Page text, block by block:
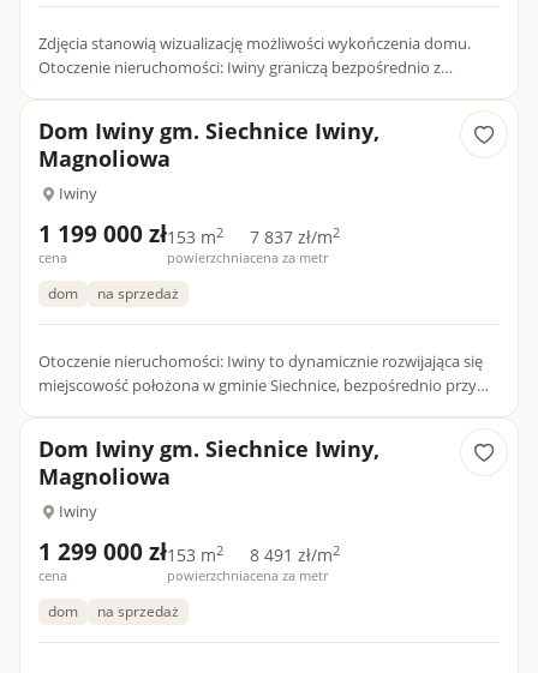
Zdjęcia stanowią wizualizację możliwości wykończenia domu.
Otoczenie nieruchomości: Iwiny graniczą bezpośrednio z
Dom Iwiny gm. Siechnice Iwiny,
Magnoliowa
Iwiny
1 199 000 zł
cena
153 m2
powierzchnia
7 837 zł/m2
cena za metr
dom na sprzedaż
Otoczenie nieruchomości: Iwiny to dynamicznie rozwijająca się
miejscowość położona w gminie Siechnice, bezpośrednio przy
Dom Iwiny gm. Siechnice Iwiny,
Magnoliowa
Iwiny
1 299 000 zł
cena
153 m2
powierzchnia
8 491 zł/m2
cena za metr
dom na sprzedaż